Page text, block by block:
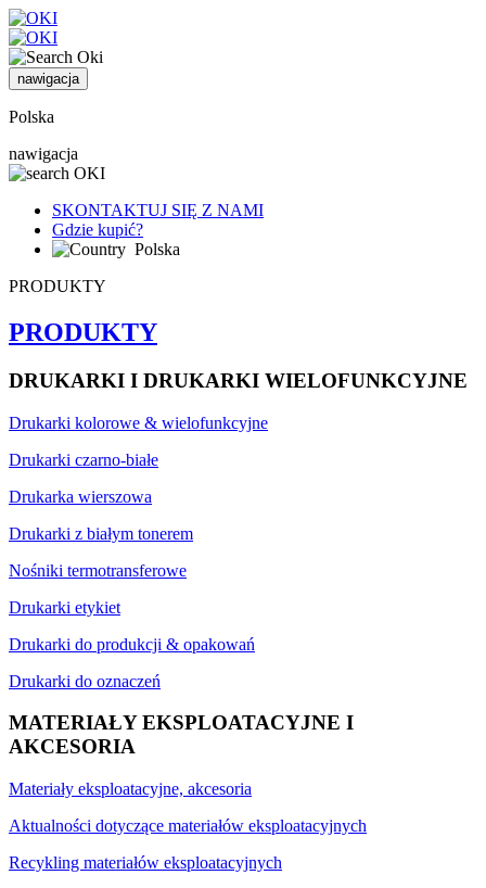
nawigacja
Polska
nawigacja
SKONTAKTUJ SIĘ Z NAMI
Gdzie kupić?
Polska
PRODUKTY
PRODUKTY
DRUKARKI I DRUKARKI WIELOFUNKCYJNE
Drukarki kolorowe & wielofunkcyjne
Drukarki czarno-białe
Drukarka wierszowa
Drukarki z białym tonerem
Nośniki termotransferowe
Drukarki etykiet
Drukarki do produkcji & opakowań
Drukarki do oznaczeń
MATERIAŁY EKSPLOATACYJNE I
AKCESORIA
Materiały eksploatacyjne, akcesoria
Aktualności dotyczące materiałów eksploatacyjnych
Recykling materiałów eksploatacyjnych